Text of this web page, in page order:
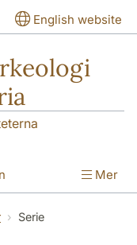
English website
Mer
Serie